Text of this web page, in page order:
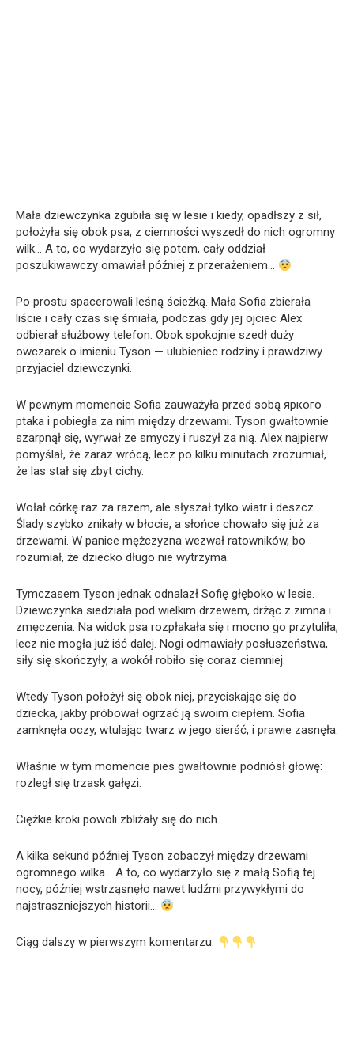
Mała dziewczynka zgubiła się w lesie i kiedy, opadłszy z sił,
położyła się obok psa, z ciemności wyszedł do nich ogromny
wilk… A to, co wydarzyło się potem, cały oddział
poszukiwawczy omawiał później z przerażeniem…
Po prostu spacerowali leśną ścieżką. Mała Sofia zbierała
liście i cały czas się śmiała, podczas gdy jej ojciec Alex
odbierał służbowy telefon. Obok spokojnie szedł duży
owczarek o imieniu Tyson — ulubieniec rodziny i prawdziwy
przyjaciel dziewczynki.
W pewnym momencie Sofia zauważyła przed sobą яркого
ptaka i pobiegła za nim między drzewami. Tyson gwałtownie
szarpnął się, wyrwał ze smyczy i ruszył za nią. Alex najpierw
pomyślał, że zaraz wrócą, lecz po kilku minutach zrozumiał,
że las stał się zbyt cichy.
Wołał córkę raz za razem, ale słyszał tylko wiatr i deszcz.
Ślady szybko znikały w błocie, a słońce chowało się już za
drzewami. W panice mężczyzna wezwał ratowników, bo
rozumiał, że dziecko długo nie wytrzyma.
Tymczasem Tyson jednak odnalazł Sofię głęboko w lesie.
Dziewczynka siedziała pod wielkim drzewem, drżąc z zimna i
zmęczenia. Na widok psa rozpłakała się i mocno go przytuliła,
lecz nie mogła już iść dalej. Nogi odmawiały posłuszeństwa,
siły się skończyły, a wokół robiło się coraz ciemniej.
Wtedy Tyson położył się obok niej, przyciskając się do
dziecka, jakby próbował ogrzać ją swoim ciepłem. Sofia
zamknęła oczy, wtulając twarz w jego sierść, i prawie zasnęła.
Właśnie w tym momencie pies gwałtownie podniósł głowę:
rozległ się trzask gałęzi.
Ciężkie kroki powoli zbliżały się do nich.
A kilka sekund później Tyson zobaczył między drzewami
ogromnego wilka… A to, co wydarzyło się z małą Sofią tej
nocy, później wstrząsnęło nawet ludźmi przywykłymi do
najstraszniejszych historii…
Ciąg dalszy w pierwszym komentarzu.